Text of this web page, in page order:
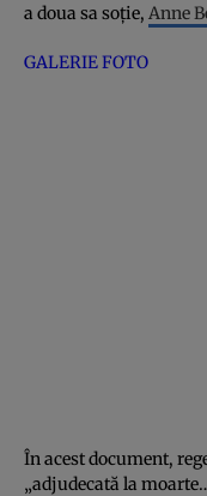
a doua sa soție, Anne
GALERIE FOTO
În acest document,
„adjudecată la